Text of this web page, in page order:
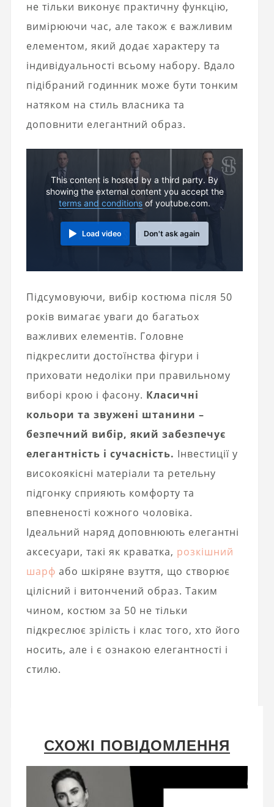
не тільки виконує практичну функцію,
вимірюючи час, але також є важливим
елементом, який додає характеру та
індивідуальності всьому набору. Вдало
підібраний годинник може бути тонким
натяком на стиль власника та
доповнити елегантний образ.
This content is hosted by a third party. By
showing the external content you accept the
terms and conditions of youtube.com.
Load video Don't ask again
Підсумовуючи, вибір костюма після 50
років вимагає уваги до багатьох
важливих елементів. Головне
підкреслити достоїнства фігури і
приховати недоліки при правильному
виборі крою і фасону. Класичні
кольори та звужені штанини –
безпечний вибір, який забезпечує
елегантність і сучасність. Інвестиції у
високоякісні матеріали та ретельну
підгонку сприяють комфорту та
впевненості кожного чоловіка.
Ідеальний наряд доповнюють елегантні
аксесуари, такі як краватка, розкішний
шарф або шкіряне взуття, що створює
цілісний і витончений образ. Таким
чином, костюм за 50 не тільки
підкреслює зрілість і клас того, хто його
носить, але і є ознакою елегантності і
стилю.
СХОЖІ ПОВІДОМЛЕННЯ